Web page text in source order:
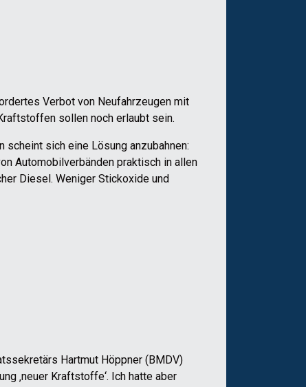
Verbot von Neufahrzeugen mit
sollen noch erlaubt sein.
sich eine Lösung anzubahnen:
Automobilverbänden praktisch in allen
Diesel. Weniger Stickoxide und
Hartmut Höppner (BMDV)
‚neuer Kraftstoffe‘. Ich hatte aber